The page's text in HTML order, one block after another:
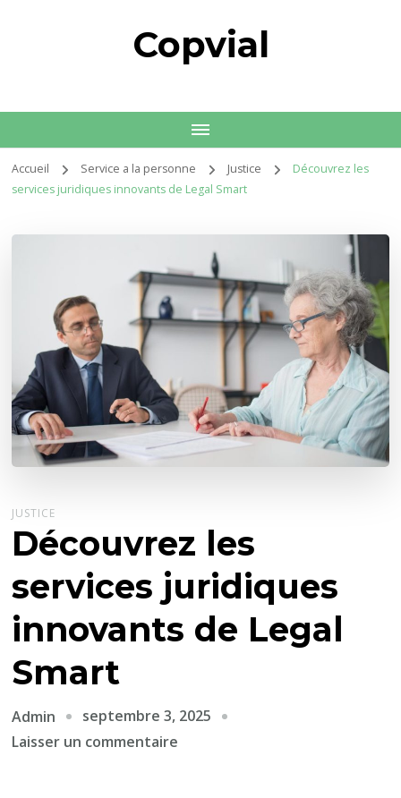
Copvial
Accueil Service a la personne Justice
Découvrez les
services juridiques innovants de Legal Smart
JUSTICE
Découvrez les
services juridiques
innovants de Legal
Smart
Admin
septembre 3, 2025
Laisser un commentaire